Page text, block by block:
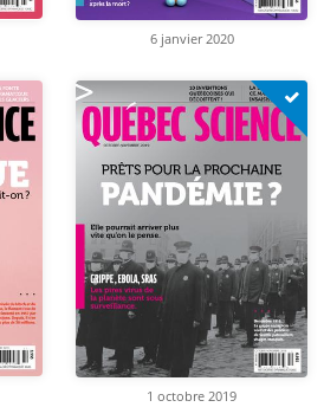
6 janvier 2020
1 octobre 2019